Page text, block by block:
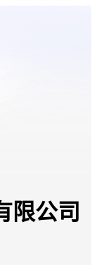
限公司